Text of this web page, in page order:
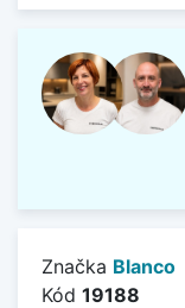
Značka Blanco
Kód 19188